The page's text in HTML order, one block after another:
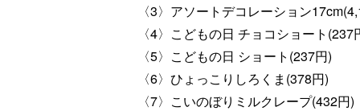
〈3〉アソートデコレーション
〈4〉こどもの日 チョコショート(237
〈5〉こどもの日 ショート(237円)
〈6〉ひょっこりしろくま(378円)
〈7〉こいのぼりミルクレープ(432円)